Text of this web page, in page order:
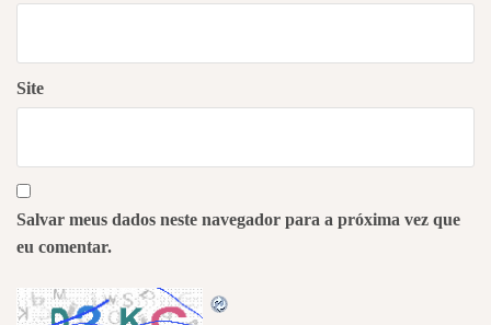
Site
Salvar meus dados neste navegador para a próxima vez que
eu comentar.